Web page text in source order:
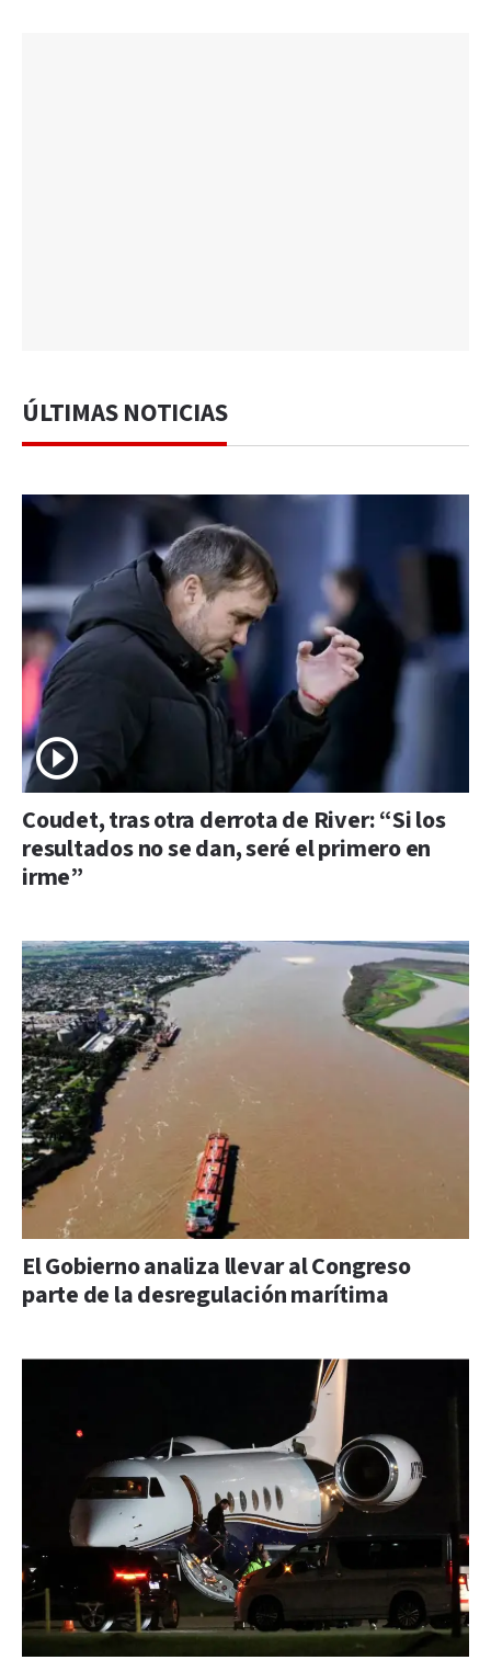
ÚLTIMAS NOTICIAS
Coudet, tras otra derrota de River: “Si los
resultados no se dan, seré el primero en
irme”
El Gobierno analiza llevar al Congreso
parte de la desregulación marítima